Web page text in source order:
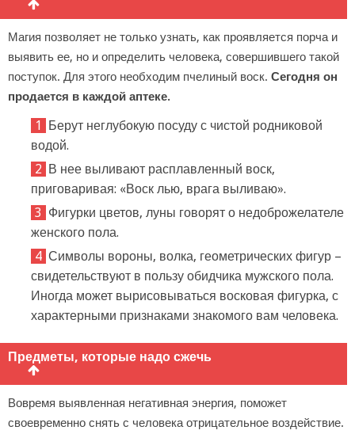
Магия позволяет не только узнать, как проявляется порча и
выявить ее, но и определить человека, совершившего такой
поступок. Для этого необходим пчелиный воск. Сегодня он
продается в каждой аптеке.
Берут неглубокую посуду с чистой родниковой
водой.
В нее выливают расплавленный воск,
приговаривая: «Воск лью, врага выливаю».
Фигурки цветов, луны говорят о недоброжелателе
женского пола.
Символы вороны, волка, геометрических фигур –
свидетельствуют в пользу обидчика мужского пола.
Иногда может вырисовываться восковая фигурка, с
характерными признаками знакомого вам человека.
Предметы, которые надо сжечь
Вовремя выявленная негативная энергия, поможет
своевременно снять с человека отрицательное воздействие.